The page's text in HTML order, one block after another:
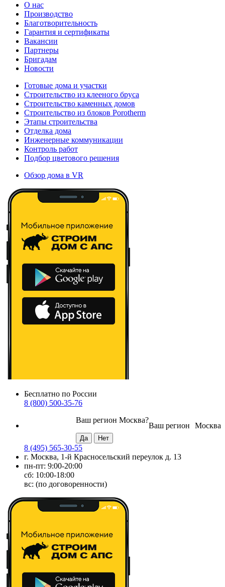
О нас
Производство
Благотворительность
Гарантия и сертификаты
Вакансии
Партнеры
Бригадам
Новости
Готовые дома и участки
Строительство из клееного бруса
Строительство каменных домов
Строительство из блоков Porotherm
Этапы строительства
Отделка дома
Инженерные коммуникации
Контроль работ
Подбор цветового решения
Обзор дома в VR
Бесплатно по России
8 (800) 500-35-76
Москва
Ваш регион
Ваш регион Москва?
8 (495) 565-30-55
г. Москва, 1-й Красносельский переулок д. 13
пн-пт: 9:00-20:00
сб: 10:00-18:00
вс: (по договоренности)